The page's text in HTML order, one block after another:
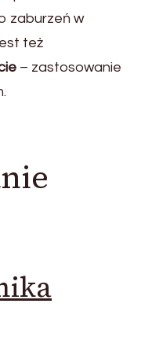
zaburzeń w
też
– zastosowanie